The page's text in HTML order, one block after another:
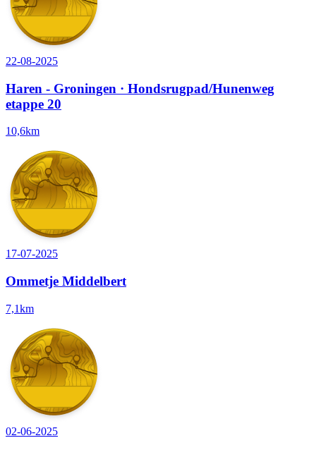
22-08-2025
Haren - Groningen · Hondsrugpad/Hunenweg
etappe 20
10,6km
17-07-2025
Ommetje Middelbert
7,1km
02-06-2025